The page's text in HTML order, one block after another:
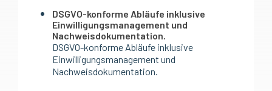
DSGVO-konforme Abläufe inklusive
Einwilligungsmanagement und
Nachweisdokumentation.
DSGVO-konforme Abläufe inklusive
Einwilligungsmanagement und
Nachweisdokumentation.